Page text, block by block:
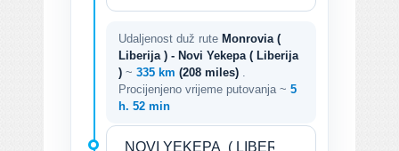
Udaljenost duž rute Monrovia (
Liberija ) - Novi Yekepa ( Liberija
) ~ 335 km (208 miles)
Procijenjeno vrijeme putovanja ~ 5
h. 52 min